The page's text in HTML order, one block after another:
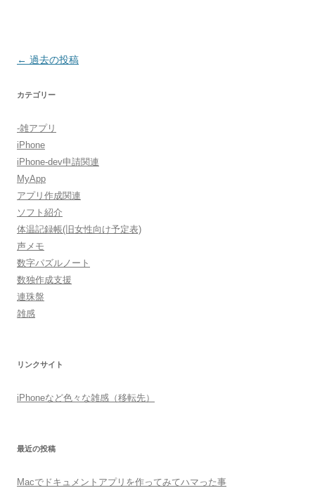
投
ナ
ー
シ
ョ
ン
← 過去の投稿
カテゴリー
-雑アプリ
iPhone
iPhone-dev申請関連
MyApp
アプリ作成関連
ソフト紹介
体温記録帳(旧女性向け予定表)
声メモ
数字パズルノート
数独作成支援
連珠盤
雑感
リンクサイト
iPhoneなど色々な雑感（移転先）
最近の投稿
Macでドキュメントアプリを作ってみてハマった事